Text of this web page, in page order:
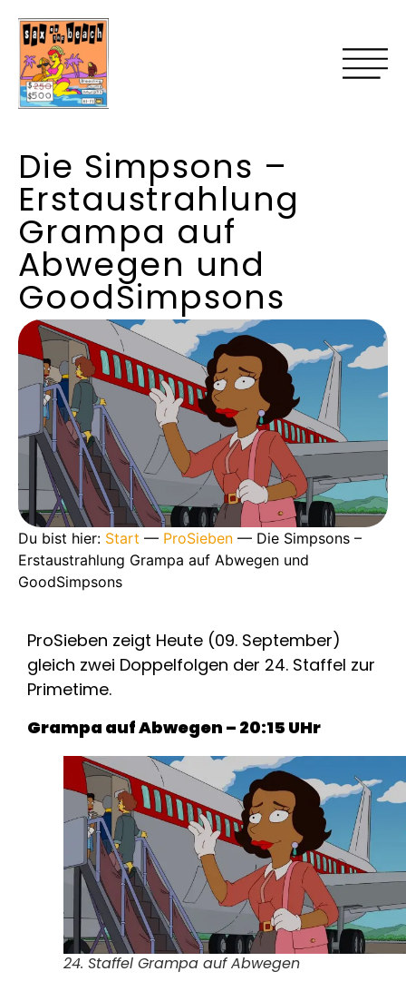
Die Simpsons –
Erstaustrahlung
Grampa auf
Abwegen und
GoodSimpsons
Du bist hier: Start — ProSieben — Die Simpsons –
Erstaustrahlung Grampa auf Abwegen und
GoodSimpsons
ProSieben zeigt Heute (09. September)
gleich zwei Doppelfolgen der 24. Staffel zur
Primetime.
Grampa auf Abwegen – 20:15 UHr
24. Staffel Grampa auf Abwegen